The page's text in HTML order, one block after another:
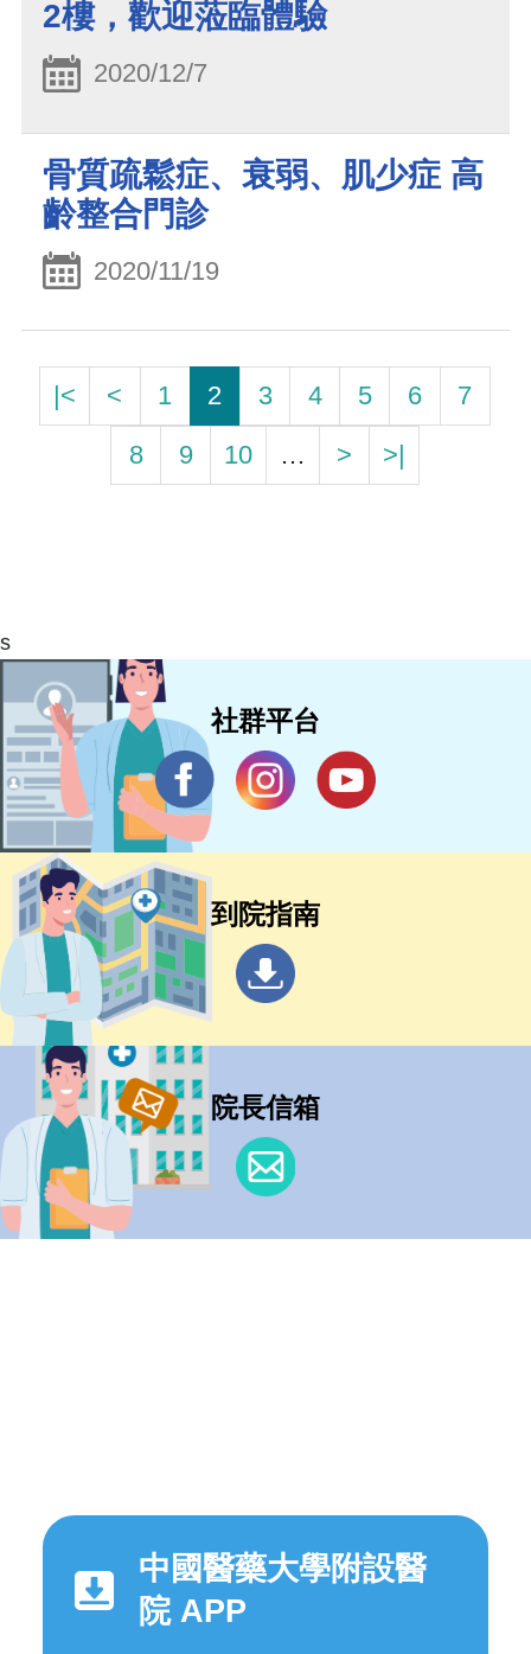
2樓，歡迎蒞臨體驗
2020/12/7
骨質疏鬆症、衰弱、肌少症 高
齡整合門診
2020/11/19
|< < 1 2 3 4 5 6
7
8
9 10 … > >|
s
社群平台
到院指南
院長信箱
中國醫藥大學附設醫
院 APP